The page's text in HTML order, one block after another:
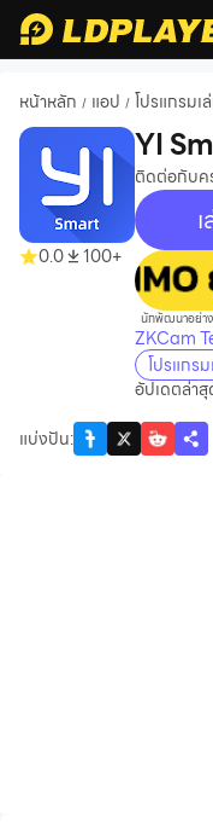
หน้าหลัก / แอป / โปรแกรมเ
0.0 100+
YI
ติดต่อกับค
นักพัฒนาอย่า
ZKCam
โปรแกร
อัปเดตล่า
แบ่งปัน: